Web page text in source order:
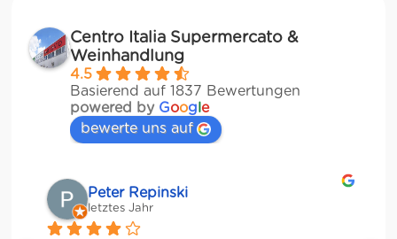
Centro Italia Supermercato &
Weinhandlung
4.5
Basierend auf 1837 Bewertungen
powered by Google
bewerte uns auf
Matze
letztes Jahr